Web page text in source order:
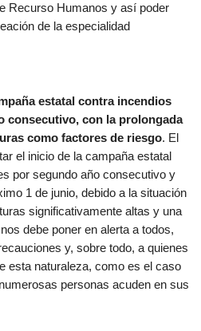
Recurso Humanos y así poder
de la especialidad
estatal contra incendios
consecutivo, con la prolongada
como factores de riesgo. El
el inicio de la campaña estatal
por segundo año consecutivo y
1 de junio, debido a la situación
significativamente altas y una
debe poner en alerta a todos,
y, sobre todo, a quienes
esta naturaleza, como es el caso
personas acuden en sus